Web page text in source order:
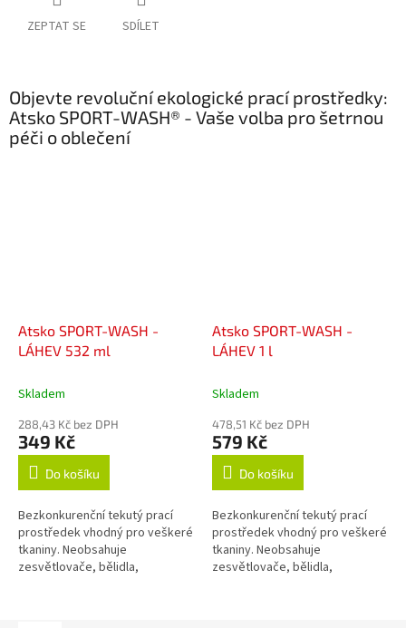
ZEPTAT SE SDÍLET
Objevte revoluční ekologické prací prostředky:
Atsko SPORT-WASH® - Vaše volba pro šetrnou
péči o oblečení
Atsko SPORT-WASH -
LÁHEV 532 ml
Skladem
288,43 Kč bez DPH
349 Kč
Do košíku
Bezkonkurenční tekutý prací
prostředek vhodný pro veškeré
tkaniny. Neobsahuje
zesvětlovače, bělidla,
Atsko SPORT-WASH -
LÁHEV 1 l
Skladem
478,51 Kč bez DPH
579 Kč
Do košíku
Bezkonkurenční tekutý prací
prostředek vhodný pro veškeré
tkaniny. Neobsahuje
zesvětlovače, bělidla,